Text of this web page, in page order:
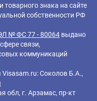
товарного знака на сайте
собственности РФ
№ ФС 77 - 80064 выдано
связи,
коммуникаций
Visasam.ru: Соколов Б.А.,
обл, г. Арзамас, пр-кт